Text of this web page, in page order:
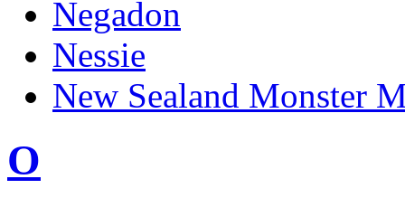
Negadon
Nessie
New Sealand Monster
O